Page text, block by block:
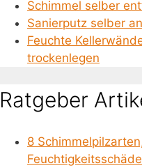
Schimmel selber
Sanierputz selber
Feuchte
trockenlegen
Ratgeber
8